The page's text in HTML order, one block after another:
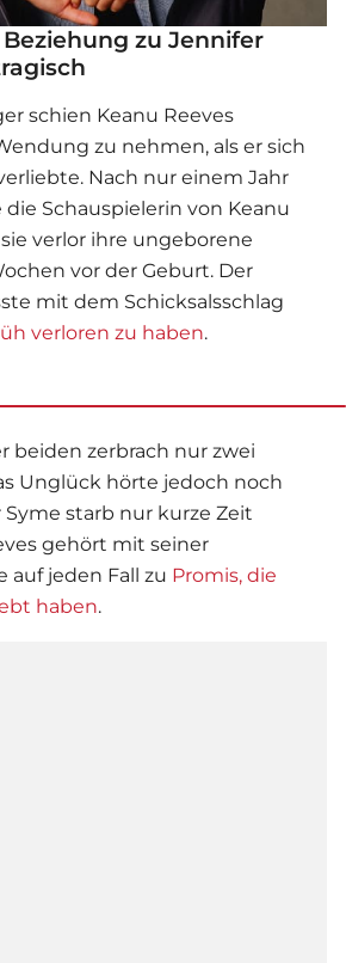
zu Jennifer
schien Keanu Reeves
zu nehmen, als er sich
Nach nur einem Jahr
Schauspielerin von Keanu
verlor ihre ungeborene
vor der Geburt. Der
mit dem Schicksalsschlag
verloren zu haben.
beiden zerbrach nur zwei
Unglück hörte jedoch noch
starb nur kurze Zeit
gehört mit seiner
auf jeden Fall zu Promis, die
haben.